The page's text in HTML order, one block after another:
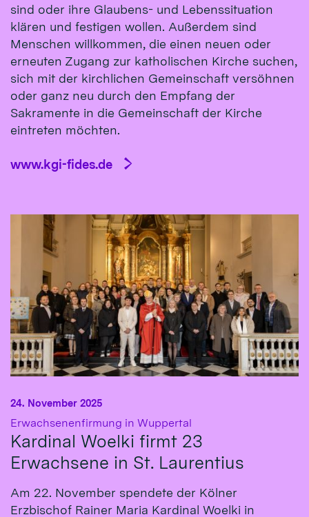
sind oder ihre Glaubens- und Lebenssituation
klären und festigen wollen. Außerdem sind
Menschen willkommen, die einen neuen oder
erneuten Zugang zur katholischen Kirche suchen,
sich mit der kirchlichen Gemeinschaft versöhnen
oder ganz neu durch den Empfang der
Sakramente in die Gemeinschaft der Kirche
eintreten möchten.
www.kgi-fides.de
Erwachsenenfirmung in Wuppertal
Kardinal Woelki firmt 23
Erwachsene in St. Laurentius
24. November 2025
Am 22. November spendete der Kölner
Erzbischof Rainer Maria Kardinal Woelki in